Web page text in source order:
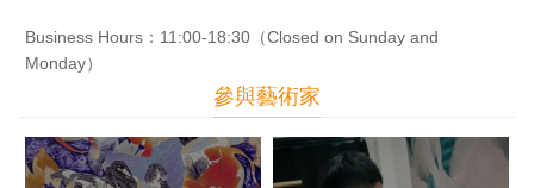
Business Hours：11:00-18:30（Closed on Sunday and
Monday）
參與藝術家